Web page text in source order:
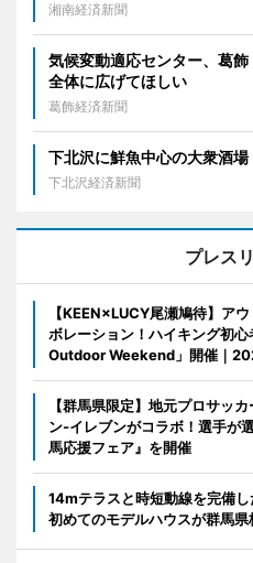
湘南経済新聞
気候変動適応センター、葛
全体に広げてほしい
葛飾経済新聞
下北沢に鮮魚中心の大衆酒
下北沢経済新聞
プレス
【KEEN×LUCY尾瀬鳩待】ア
ボレーション！ハイキング初
Outdoor Weekend」開催｜
【群馬県限定】地元プロサッ
ン‐イレブンがコラボ！選手が
馬応援フェア』を開催
14mテラスと時短動線を完備
初めてのモデルハウスが群馬